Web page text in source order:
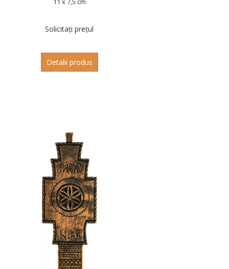
Solicitați prețul
Detalii produs